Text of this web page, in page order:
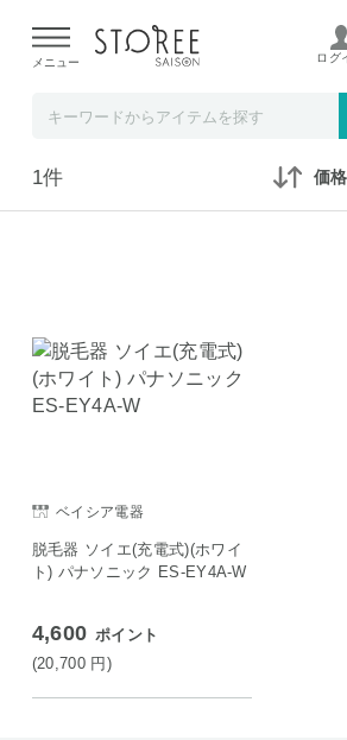
よる配送遅延が発生しております。
メニュー ログ
在庫なしも表示 セール対
1件 価
ベイシア電器
脱毛器 ソイエ(充電式)(ホワイ
ト) パナソニック ES-EY4A-W
4,600 ポイント
(20,700 円)